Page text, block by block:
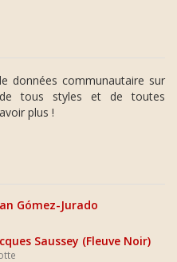
données communautaire sur
tous styles et de toutes
plus !
Gómez-Jurado
Saussey (Fleuve Noir)